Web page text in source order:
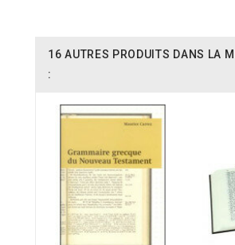
16 AUTRES PRODUITS DANS LA
: